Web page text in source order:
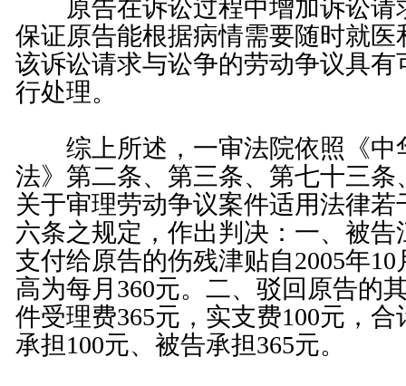
原告在诉讼过程中增加诉讼请
保证原告能根据病情需要随时就医
该诉讼请求与讼争的劳动争议具有
行处理。
综上所述，一审法院依照《中
法》第二条、第三条、第七十三条
关于审理劳动争议案件适用法律若
六条之规定，作出判决：一、被
支付给原告的伤残津贴自2005年10
高为每月360元。二、驳回原告的
件受理费365元，实支费100元，合
承担100元、被告承担365元。